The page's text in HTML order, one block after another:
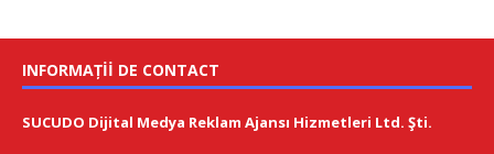
INFORMAȚII DE CONTACT
SUCUDO Dijital Medya Reklam Ajansı Hizmetleri Ltd. Şti.